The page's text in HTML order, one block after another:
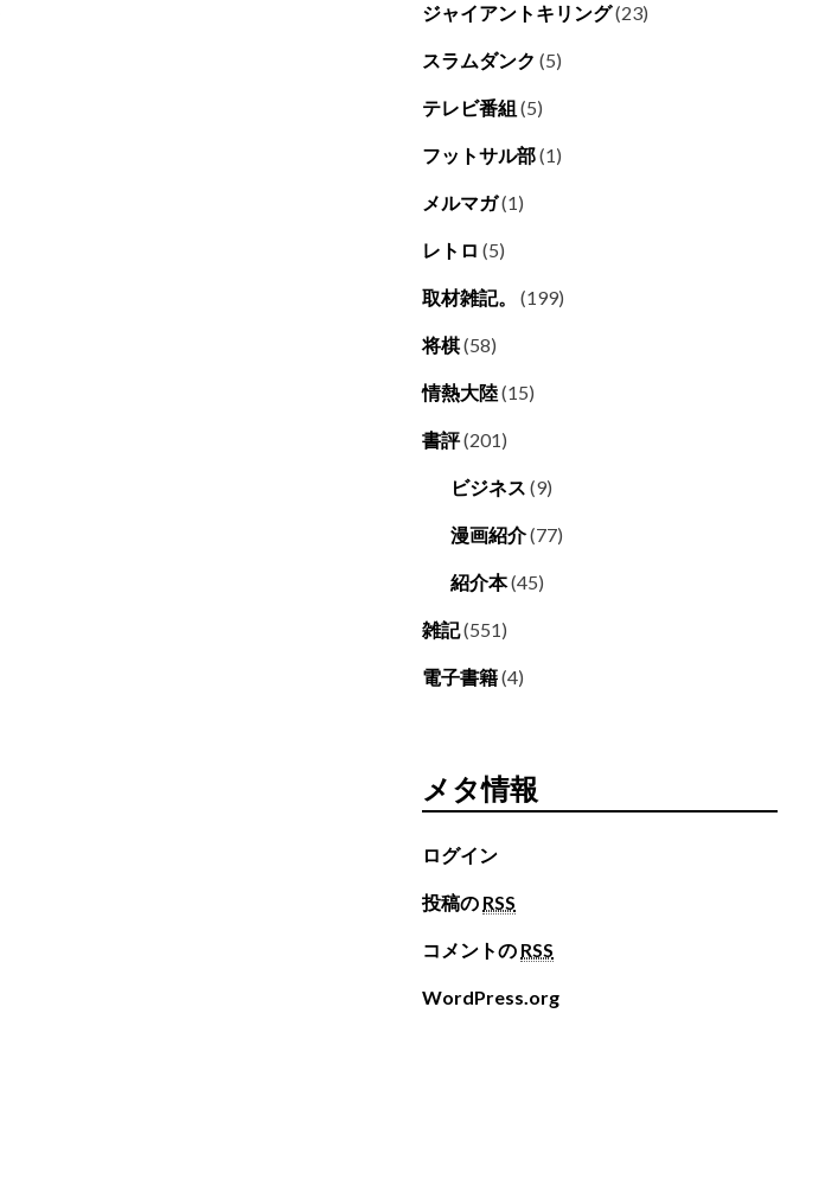
ジャイアントキリング(23)
スラムダンク (5)
テレビ番組 (5)
フットサル部(1)
メルマガ(1)
レトロ (5)
取材雑記。 (199)
将棋(58)
情熱大陸(15)
書評(201)
ビジネス (9)
漫画紹介(77)
紹介本(45)
雑記(551)
電子書籍(4)
メタ情報
ログイン
投稿の RSS
コメントの RSS
WordPress.org